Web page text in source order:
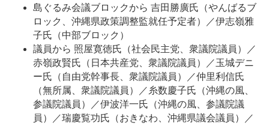
島ぐるみ会議ブロックから 吉田勝廣氏（やんばるブ
ロック、沖縄県政策調整監就任予定者）／伊志嶺雅
子氏（中部ブロック）
議員から 照屋寛徳氏（社会民主党、衆議院議員）／
赤嶺政賢氏（日本共産党、衆議院議員）／玉城デニ
ー氏（自由党幹事長、衆議院議員）／仲里利信氏
（無所属、衆議院議員）／糸数慶子氏（沖縄の風、
参議院議員）／伊波洋一氏（沖縄の風、参議院議
員）／瑞慶覧功氏（おきなわ、沖縄県議会議員）／